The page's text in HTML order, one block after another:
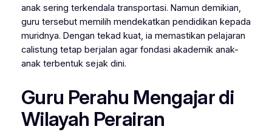
anak sering terkendala transportasi. Namun demikian,
guru tersebut memilih mendekatkan pendidikan kepada
muridnya. Dengan tekad kuat, ia memastikan pelajaran
calistung tetap berjalan agar fondasi akademik anak-
anak terbentuk sejak dini.
Guru Perahu Mengajar di
Wilayah Perairan